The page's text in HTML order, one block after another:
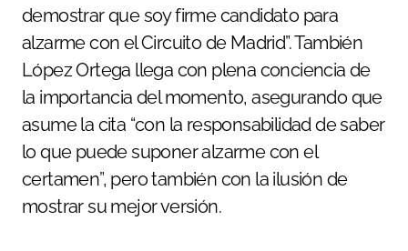
demostrar que soy firme candidato para
alzarme con el Circuito de Madrid”. También
López Ortega llega con plena conciencia de
la importancia del momento, asegurando que
asume la cita “con la responsabilidad de saber
lo que puede suponer alzarme con el
certamen”, pero también con la ilusión de
mostrar su mejor versión.